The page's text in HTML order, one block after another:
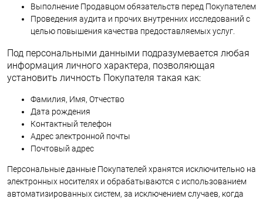
Выполнение Продавцом обязательств перед Покупателем
Проведения аудита и прочих внутренних исследований с
целью повышения качества предоставляемых услуг.
Под персональными данными подразумевается любая
информация личного характера, позволяющая
установить личность Покупателя такая как:
Фамилия, Имя, Отчество
Дата рождения
Контактный телефон
Адрес электронной почты
Почтовый адрес
Персональные данные Покупателей хранятся исключительно на
электронных носителях и обрабатываются с использованием
автоматизированных систем, за исключением случаев, когда